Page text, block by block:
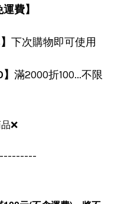
費】
下次購物即可使用
滿2000折100...不限
❌